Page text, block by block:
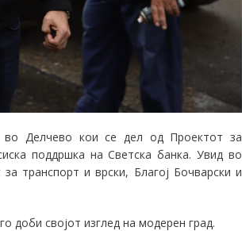
во Делчево кои се дел од Проектот за
поддршка на Светска банка. Увид во
транспорт и врски, Благој Бочварски и
доби својот изглед на модерен град.